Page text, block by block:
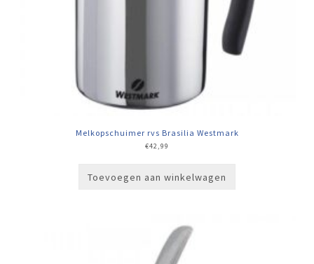
Melkopschuimer rvs Brasilia Westmark
€42,99
Toevoegen aan winkelwagen